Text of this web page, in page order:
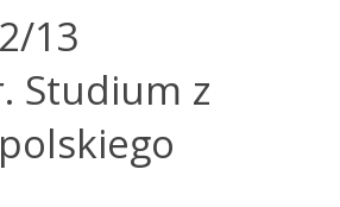
13
Studium z